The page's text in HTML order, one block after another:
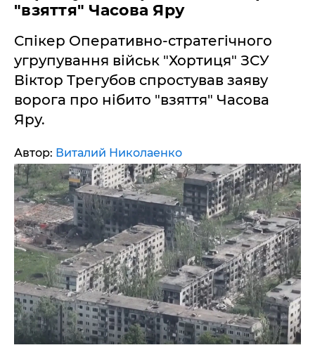
"взяття" Часова Яру
Спікер Оперативно-стратегічного
угрупування військ "Хортиця" ЗСУ
Віктор Трегубов спростував заяву
ворога про нібито "взяття" Часова
Яру.
Автор: Виталий Николаенко